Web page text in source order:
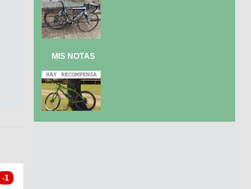
MIS NOTAS